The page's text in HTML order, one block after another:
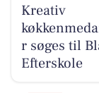
Kreativ
r søges til
Efterskole